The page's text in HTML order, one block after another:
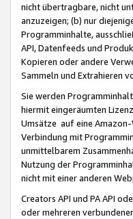
nicht übertragbare, nicht
anzuzeigen; (b) nur
Programminhalte,
API, Datenfeeds und
Kopieren oder andere
Sammeln und Extrahieren
Sie werden
hiermit eingeräumten
Umsätze auf eine
Verbindung mit
unmittelbarem
Nutzung der
nicht mit einer anderen
Creators API und PA API
oder mehreren